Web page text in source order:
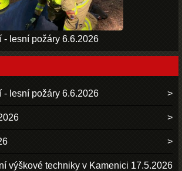
- lesní požáry 6.6.2026
- lesní požáry 6.6.2026
výškové techniky v Kamenici 17.5.2026